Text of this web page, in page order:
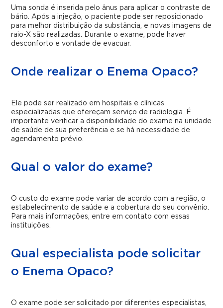
Uma sonda é inserida pelo ânus para aplicar o contraste de
bário. Após a injeção, o paciente pode ser reposicionado
para melhor distribuição da substância, e novas imagens de
raio-X são realizadas. Durante o exame, pode haver
desconforto e vontade de evacuar.
Onde realizar o Enema Opaco?
Ele pode ser realizado em hospitais e clínicas
especializadas que ofereçam serviço de radiologia. É
importante verificar a disponibilidade do exame na unidade
de saúde de sua preferência e se há necessidade de
agendamento prévio.
Qual o valor do exame?
O custo do exame pode variar de acordo com a região, o
estabelecimento de saúde e a cobertura do seu convênio.
Para mais informações, entre em contato com essas
instituições.
Qual especialista pode solicitar
o Enema Opaco?
O exame pode ser solicitado por diferentes especialistas,